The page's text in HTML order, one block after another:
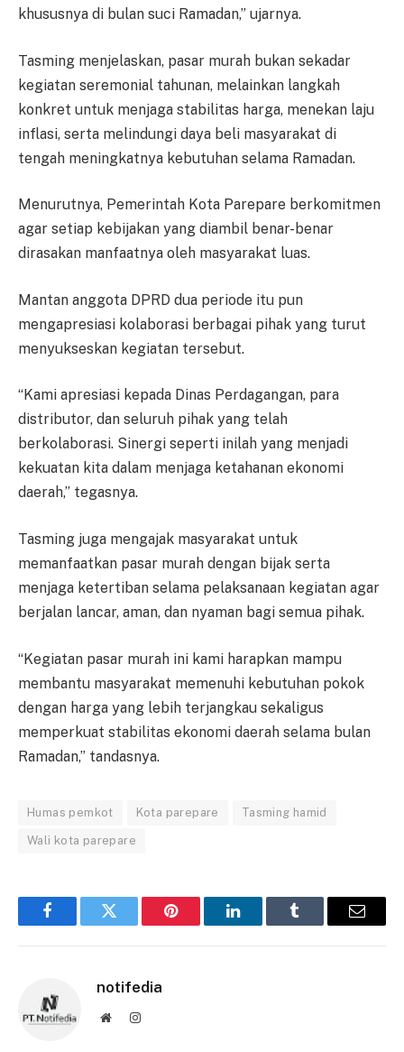
khususnya di bulan suci Ramadan,” ujarnya.
Tasming menjelaskan, pasar murah bukan sekadar
kegiatan seremonial tahunan, melainkan langkah
konkret untuk menjaga stabilitas harga, menekan laju
inflasi, serta melindungi daya beli masyarakat di
tengah meningkatnya kebutuhan selama Ramadan.
Menurutnya, Pemerintah Kota Parepare berkomitmen
agar setiap kebijakan yang diambil benar-benar
dirasakan manfaatnya oleh masyarakat luas.
Mantan anggota DPRD dua periode itu pun
mengapresiasi kolaborasi berbagai pihak yang turut
menyukseskan kegiatan tersebut.
“Kami apresiasi kepada Dinas Perdagangan, para
distributor, dan seluruh pihak yang telah
berkolaborasi. Sinergi seperti inilah yang menjadi
kekuatan kita dalam menjaga ketahanan ekonomi
daerah,” tegasnya.
Tasming juga mengajak masyarakat untuk
memanfaatkan pasar murah dengan bijak serta
menjaga ketertiban selama pelaksanaan kegiatan agar
berjalan lancar, aman, dan nyaman bagi semua pihak.
“Kegiatan pasar murah ini kami harapkan mampu
membantu masyarakat memenuhi kebutuhan pokok
dengan harga yang lebih terjangkau sekaligus
memperkuat stabilitas ekonomi daerah selama bulan
Ramadan,” tandasnya.
Humas pemkot Kota parepare Tasming hamid
Wali kota parepare
FacebookTwitter Pinterest LinkedInTumblr Email
notifedia
WebsiteInstagram